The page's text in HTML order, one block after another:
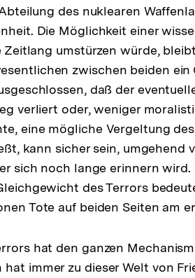
des nuklearen
Die Möglichkeit einer
umstürzen würde,
zwischen beiden
daß der
verliert oder, weniger
eine mögliche Vergeltung
kann sicher sein, umgehend
sich noch lange erinnern wird.
des Terrors
Tote auf beiden Seiten am
hat den ganzen
immer zu dieser Welt von